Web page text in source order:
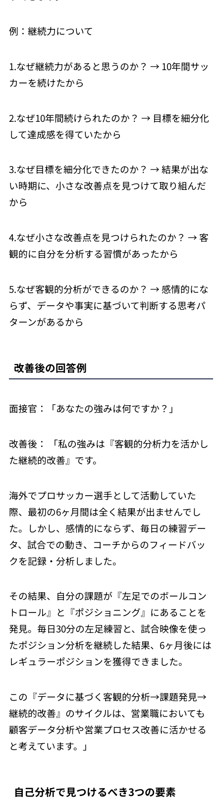
例：継続力について
1.なぜ継続力があると思うのか？ → 10年間サッ
カーを続けたから
2.なぜ10年間続けられたのか？ → 目標を細分化
して達成感を得ていたから
3.なぜ目標を細分化できたのか？ → 結果が出な
い時期に、小さな改善点を見つけて取り組んだ
から
4.なぜ小さな改善点を見つけられたのか？ → 客
観的に自分を分析する習慣があったから
5.なぜ客観的分析ができるのか？ → 感情的にな
らず、データや事実に基づいて判断する思考パ
ターンがあるから
改善後の回答例
面接官：「あなたの強みは何ですか？」
改善後： 「私の強みは『客観的分析力を活かし
た継続的改善』です。
海外でプロサッカー選手として活動していた
際、最初の6ヶ月間は全く結果が出ませんでし
た。しかし、感情的にならず、毎日の練習デー
タ、試合での動き、コーチからのフィードバッ
クを記録・分析しました。
その結果、自分の課題が『左足でのボールコン
トロール』と『ポジショニング』にあることを
発見。毎日30分の左足練習と、試合映像を使っ
たポジション分析を継続した結果、6ヶ月後には
レギュラーポジションを獲得できました。
この『データに基づく客観的分析→課題発見→
継続的改善』のサイクルは、営業職においても
顧客データ分析や営業プロセス改善に活かせる
と考えています。」
自己分析で見つけるべき3つの要素